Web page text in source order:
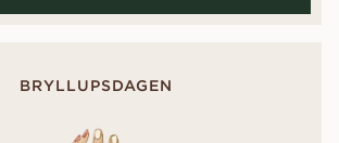
BRYLLUPSDAGEN